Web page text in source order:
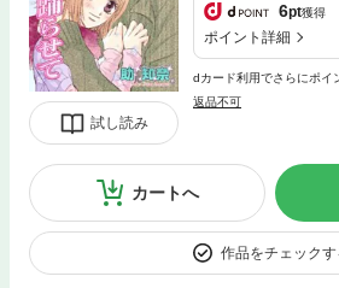
試し読み
6pt獲得
ポイント詳細
dカード利用でさらにポイ
返品不可
カートへ
作品をチェックす